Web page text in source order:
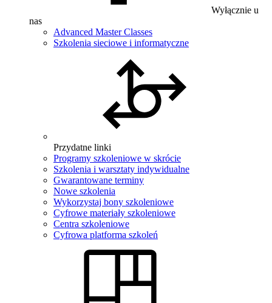
Wyłącznie u
nas
Advanced Master Classes
Szkolenia sieciowe i informatyczne
Przydatne linki
Programy szkoleniowe w skrócie
Szkolenia i warsztaty indywidualne
Gwarantowane terminy
Nowe szkolenia
Wykorzystaj bony szkoleniowe
Cyfrowe materiały szkoleniowe
Centra szkoleniowe
Cyfrowa platforma szkoleń